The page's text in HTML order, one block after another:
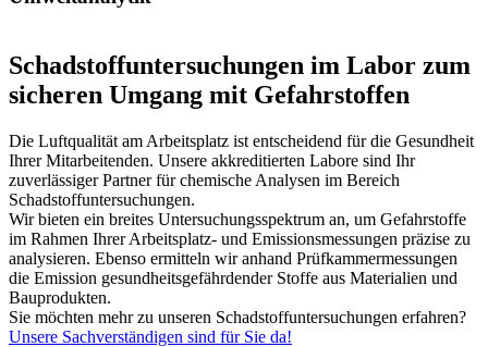
Schadstoffuntersuchungen im Labor zum
sicheren Umgang mit Gefahrstoffen
Die Luftqualität am Arbeitsplatz ist entscheidend für die Gesundheit
Ihrer Mitarbeitenden. Unsere akkreditierten Labore sind Ihr
zuverlässiger Partner für chemische Analysen im Bereich
Schadstoffuntersuchungen.
Wir bieten ein breites Untersuchungsspektrum an, um Gefahrstoffe
im Rahmen Ihrer Arbeitsplatz- und Emissionsmessungen präzise zu
analysieren. Ebenso ermitteln wir anhand Prüfkammermessungen
die Emission gesundheitsgefährdender Stoffe aus Materialien und
Bauprodukten.
Sie möchten mehr zu unseren Schadstoffuntersuchungen erfahren?
Unsere Sachverständigen sind für Sie da!